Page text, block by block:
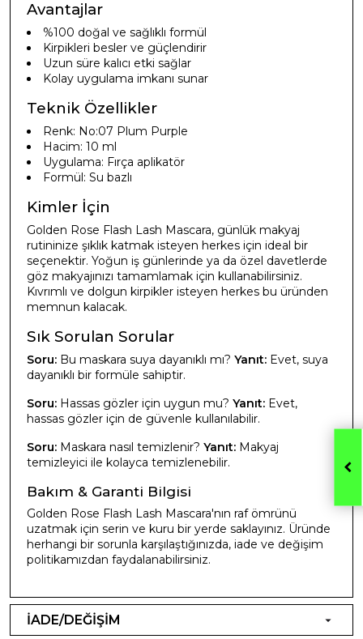
Avantajlar
%100 doğal ve sağlıklı formül
Kirpikleri besler ve güçlendirir
Uzun süre kalıcı etki sağlar
Kolay uygulama imkanı sunar
Teknik Özellikler
Renk: No:07 Plum Purple
Hacim: 10 ml
Uygulama: Fırça aplikatör
Formül: Su bazlı
Kimler İçin
Golden Rose Flash Lash Mascara, günlük makyaj
rutininize şıklık katmak isteyen herkes için ideal bir
seçenektir. Yoğun iş günlerinde ya da özel davetlerde
göz makyajınızı tamamlamak için kullanabilirsiniz.
Kıvrımlı ve dolgun kirpikler isteyen herkes bu üründen
memnun kalacak.
Sık Sorulan Sorular
Soru: Bu maskara suya dayanıklı mı? Yanıt: Evet, suya
dayanıklı bir formüle sahiptir.
Soru: Hassas gözler için uygun mu? Yanıt: Evet,
hassas gözler için de güvenle kullanılabilir.
Soru: Maskara nasıl temizlenir? Yanıt: Makyaj
temizleyici ile kolayca temizlenebilir.
Bakım & Garanti Bilgisi
Golden Rose Flash Lash Mascara'nın raf ömrünü
uzatmak için serin ve kuru bir yerde saklayınız. Üründe
herhangi bir sorunla karşılaştığınızda, iade ve değişim
politikamızdan faydalanabilirsiniz.
İADE/DEĞİŞİM